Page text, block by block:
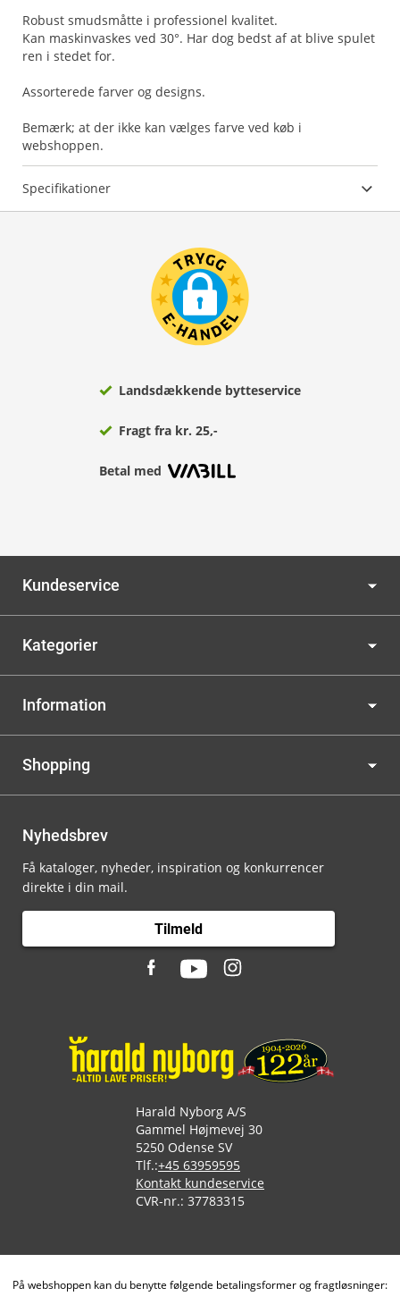
Robust smudsmåtte i professionel kvalitet.
Kan maskinvaskes ved 30°. Har dog bedst af at blive spulet
ren i stedet for.
Assorterede farver og designs.
Bemærk; at der ikke kan vælges farve ved køb i
webshoppen.
Specifikationer
Landsdækkende bytteservice
Fragt fra kr. 25,-
Betal med
Kundeservice
Kategorier
Information
Shopping
Nyhedsbrev
Få kataloger, nyheder, inspiration og konkurrencer
direkte i din mail.
Tilmeld
Harald Nyborg A/S
Gammel Højmevej 30
5250 Odense SV
Tlf.:+45 63959595
Kontakt kundeservice
CVR-nr.: 37783315
På webshoppen kan du benytte følgende betalingsformer og fragtløsninger: